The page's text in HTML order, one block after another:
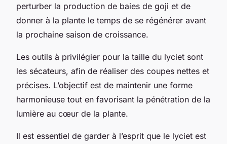
perturber la production de baies de goji et de
donner à la plante le temps de se régénérer avant
la prochaine saison de croissance.
Les outils à privilégier pour la taille du lyciet sont
les sécateurs, afin de réaliser des coupes nettes et
précises. L’objectif est de maintenir une forme
harmonieuse tout en favorisant la pénétration de la
lumière au cœur de la plante.
Il est essentiel de garder à l’esprit que le lyciet est